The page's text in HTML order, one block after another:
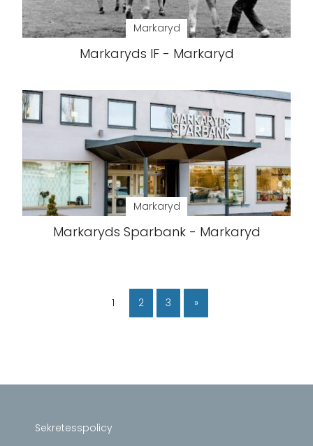
Markaryd
Markaryds IF - Markaryd
Markaryd
Markaryds Sparbank - Markaryd
1 2 3 »
Sekretesspolicy